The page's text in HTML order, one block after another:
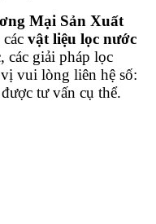
Mại Sản Xuất
vật liệu lọc nước
các giải pháp lọc
vui lòng liên hệ số:
tư vấn cụ thể.